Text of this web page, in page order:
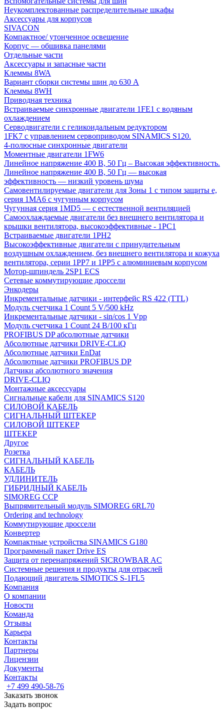
Неукомплектованные распределительные шкафы
Аксессуары для корпусов
SIVACON
Компактное/ утонченное освещение
Корпус — обшивка панелями
Отдельные части
Аксессуары и запасные части
Клеммы 8WA
Вариант сборки системы шин до 630 A
Клеммы 8WH
Приводная техника
Встраиваемые синхронные двигатели 1FE1 с водяным
охлаждением
Серводвигатели с геликоидальным редуктором
1FK7 с управлением сервоприводом SINAMICS S120.
4-полюсные синхронные двигатели
Моментные двигатели 1FW6
Линейное напряжение 400 В, 50 Гц – Высокая эффективность.
Линейное напряжение 400 В, 50 Гц — высокая
эффективность — низкий уровень шума
Самовентилируемые двигатели для Зоны 1 с типом защиты e,
серия 1MA6 с чугунным корпусом
Чугунная серия 1MD5 — с естественной вентиляцией
Самоохлаждаемые двигатели без внешнего вентилятора и
крышки вентилятора, высокоэффективные - 1PC1
Встраиваемые двигатели 1PH2
Высокоэффективные двигатели с принудительным
воздушным охлаждением, без внешнего вентилятора и кожуха
вентилятора, серии 1PP7 и 1PP5 с алюминиевым корпусом
Мотор-шпиндель 2SP1 ECS
Сетевые коммутирующие дроссели
Энкодеры
Инкрементальные датчики - интерфейс RS 422 (TTL)
Модуль счетчика 1 Count 5 V/500 kHz
Инкрементальные датчики - sin/cos 1 Vpp
Модуль счетчика 1 Count 24 В/100 кГц
PROFIBUS DP абсолютные датчики
Абсолютные датчики DRIVE-CLiQ
Абсолютные датчики EnDat
Абсолютные датчики PROFIBUS DP
Датчики абсолютного значения
DRIVE-CLIQ
Монтажные аксессуары
Сигнальные кабели для SINAMICS S120
СИЛОВОЙ КАБЕЛЬ
СИГНАЛЬНЫЙ ШТЕКЕР
СИЛОВОЙ ШТЕКЕР
ШТЕКЕР
Другое
Розетка
СИГНАЛЬНЫЙ КАБЕЛЬ
КАБЕЛЬ
УДЛИНИТЕЛЬ
ГИБРИДНЫЙ КАБЕЛЬ
SIMOREG CCP
Выпрямительный модуль SIMOREG 6RL70
Ordering and technology
Коммутирующие дроссели
Конвертер
Компактные устройства SINAMICS G180
Программный пакет Drive ES
Защита от перенапряжений SICROWBAR AC
Системные решения и продукты для отраслей
Подающий двигатель SIMOTICS S-1FL5
Компания
О компании
Новости
Команда
Отзывы
Карьера
Контакты
Партнеры
Лицензии
Документы
Контакты
+7 499 490-58-76
Заказать звонок
Задать вопрос